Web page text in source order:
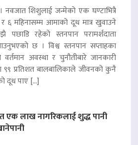
नवजात शिशुलाई जन्मेको एक घण्टाभित्रै
महिनासम्म आमाको दूध मात्र खुवाउने
रहेको स्तनपान परामर्शदाता
छ । विश्व स्तनपान सप्ताहका
अवस्था र चुनौतीबारे जानकारी
प्रतिशत बालबालिकाले जीवनको कुनै
दूध पाए […]
एक लाख नागरिकलाई शुद्ध पानी